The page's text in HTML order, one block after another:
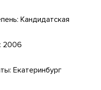
Кандидатская
2006
Екатеринбург